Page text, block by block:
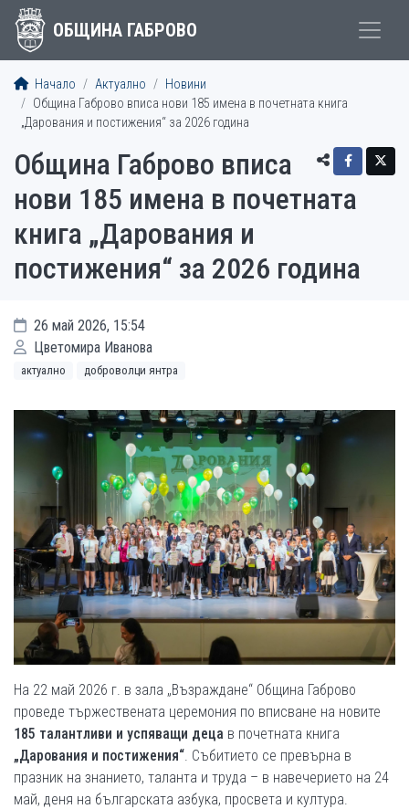
ОБЩИНА ГАБРОВО
Начало Актуално
Новини
Община Габрово вписа нови 185 имена в почетната книга
„Дарования и постижения“ за 2026 година
Община Габрово вписа
нови 185 имена в почетната
книга „Дарования и
постижения“ за 2026 година
26 май 2026, 15:54
Цветомира Иванова
актуално доброволци янтра
На 22 май 2026 г. в зала „Възраждане“ Община Габрово
проведе тържествената церемония по вписване на новите
185 талантливи и успяващи деца в почетната книга
„Дарования и постижения“ . Събитието се превърна в
празник на знанието, таланта и труда – в навечерието на 24
май, деня на българската азбука, просвета и култура.